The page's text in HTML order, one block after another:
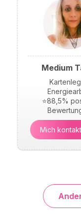
Medium
⭐88,5%
Mich